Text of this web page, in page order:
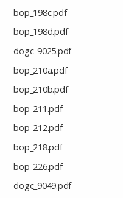
bop_198c.pdf
bop_198d.pdf
dogc_9025.pdf
bop_210a.pdf
bop_210b.pdf
bop_211.pdf
bop_212.pdf
bop_218.pdf
bop_226.pdf
dogc_9049.pdf